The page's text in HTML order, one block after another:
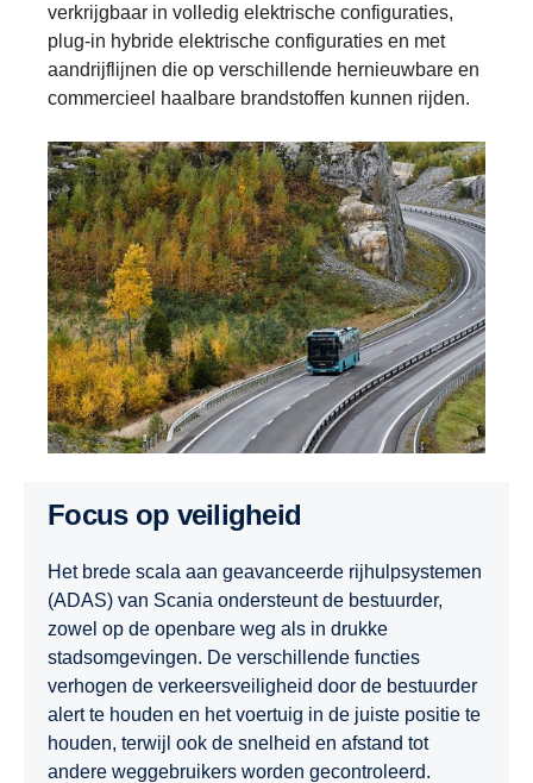
verkrijgbaar in volledig elektrische configuraties,
plug-in hybride elektrische configuraties en met
aandrijflijnen die op verschillende hernieuwbare en
commercieel haalbare brandstoffen kunnen rijden.
Focus op veiligheid
Het brede scala aan geavanceerde rijhulpsystemen
(ADAS) van Scania ondersteunt de bestuurder,
zowel op de openbare weg als in drukke
stadsomgevingen. De verschillende functies
verhogen de verkeersveiligheid door de bestuurder
alert te houden en het voertuig in de juiste positie te
houden, terwijl ook de snelheid en afstand tot
andere weggebruikers worden gecontroleerd.